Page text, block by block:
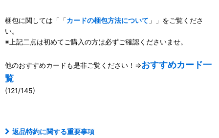
梱包に関しては「「カードの梱包方法について 」」をご覧くださ
い。
※上記二点は初めてご購入の方は必ずご確認くださいませ。
他のおすすめカードも是非ご覧ください！⇒おすすめカード一
覧
(121/145)
返品特約に関する重要事項